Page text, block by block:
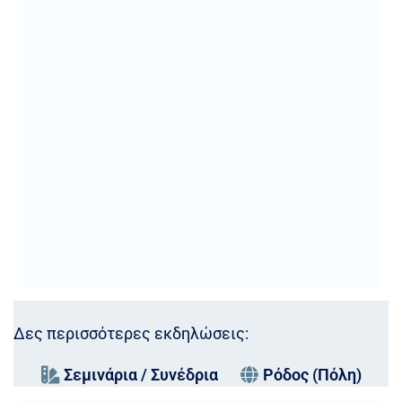
Δες περισσότερες εκδηλώσεις:
Σεμινάρια / Συνέδρια Ρόδος (Πόλη)